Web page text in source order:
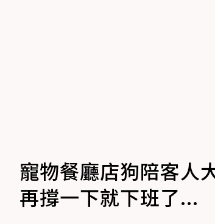
寵物餐廳店狗陪客人
再撐一下就下班了...